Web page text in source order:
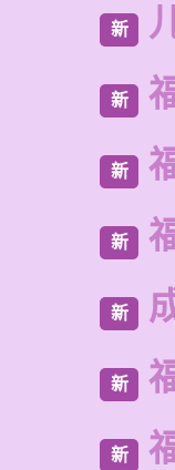
新
新
新
新
新
新
新